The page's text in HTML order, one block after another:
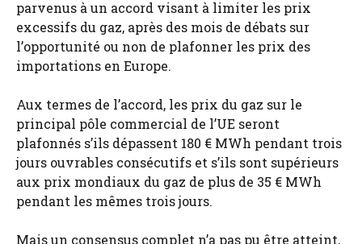
parvenus à un accord visant à limiter les prix
excessifs du gaz, après des mois de débats sur
l’opportunité ou non de plafonner les prix des
importations en Europe.
Aux termes de l’accord, les prix du gaz sur le
principal pôle commercial de l’UE seront
plafonnés s’ils dépassent 180 € MWh pendant trois
jours ouvrables consécutifs et s’ils sont supérieurs
aux prix mondiaux du gaz de plus de 35 € MWh
pendant les mêmes trois jours.
Mais un consensus complet n’a pas pu être atteint,